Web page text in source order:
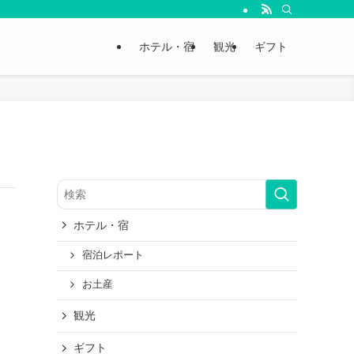
ホテル・宿 観光 ギフト
ホテル・宿
宿泊レポート
お土産
観光
ギフト